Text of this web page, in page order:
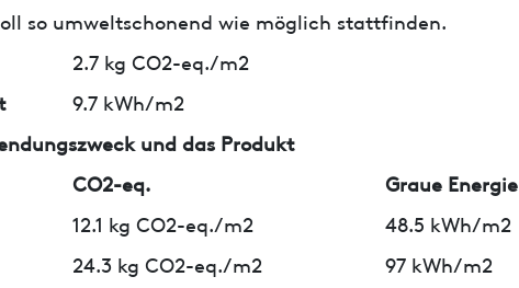
so umweltschonend wie möglich stattfinden.
2.7 kg CO2-eq./m2
9.7 kWh/m2
und das Produkt
CO2-eq.
Graue Energie
12.1 kg CO2-eq./m2
48.5 kWh/m2
24.3 kg CO2-eq./m2
97 kWh/m2